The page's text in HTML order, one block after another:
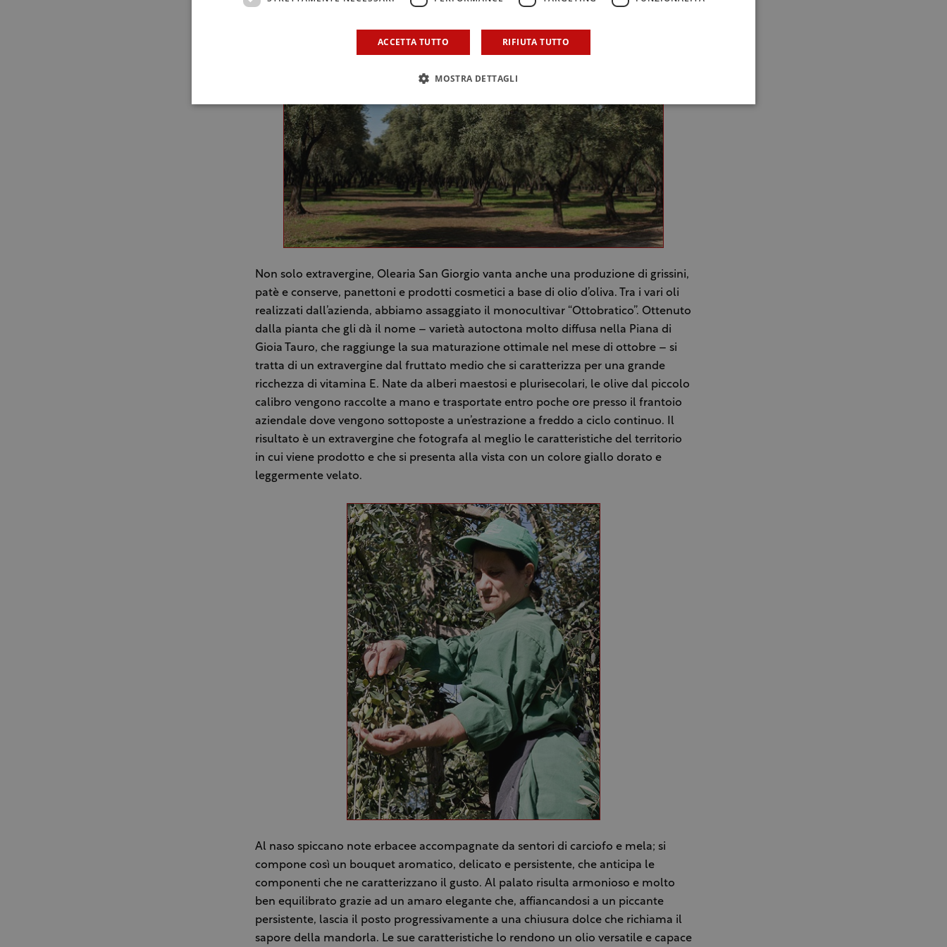
Non solo extravergine, Olearia San Giorgio vanta anche una produzione di grissini,
patè e conserve, panettoni e prodotti cosmetici a base di olio d’oliva. Tra i vari oli
realizzati dall’azienda, abbiamo assaggiato il monocultivar “Ottobratico”. Ottenuto
dalla pianta che gli dà il nome – varietà autoctona molto diffusa nella Piana di
Gioia Tauro, che raggiunge la sua maturazione ottimale nel mese di ottobre – si
tratta di un extravergine dal fruttato medio che si caratterizza per una grande
ricchezza di vitamina E. Nate da alberi maestosi e plurisecolari, le olive dal piccolo
calibro vengono raccolte a mano e trasportate entro poche ore presso il frantoio
aziendale dove vengono sottoposte a un’estrazione a freddo a ciclo continuo. Il
risultato è un extravergine che fotografa al meglio le caratteristiche del territorio
in cui viene prodotto e che si presenta alla vista con un colore giallo dorato e
leggermente velato.
Al naso spiccano note erbacee accompagnate da sentori di carciofo e mela; si
compone così un bouquet aromatico, delicato e persistente, che anticipa le
componenti che ne caratterizzano il gusto. Al palato risulta armonioso e molto
ben equilibrato grazie ad un amaro elegante che, affiancandosi a un piccante
persistente, lascia il posto progressivamente a una chiusura dolce che richiama il
sapore della mandorla. Le sue caratteristiche lo rendono un olio versatile e capace
ACCETTA TUTTO RIFIUTA TUTTO
MOSTRA DETTAGLI